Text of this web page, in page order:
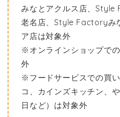
みなとアクルス店、
老名店、Style Factoryみ
ア店は対象外
※オンラインショップで
外
※フードサービスでの買
コ、カインズキッチン、
日など）は対象外